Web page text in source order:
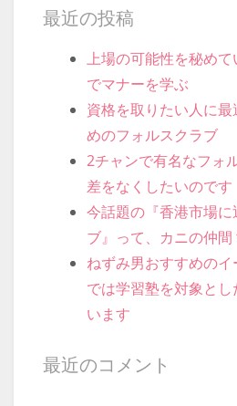
最近の投稿
上場の可能性を秘め
でマナーを学ぶ
資格を取りたい人に
めのフォルスクラブ
2チャンで有名なフォ
差をなくしたいのです
今話題の『香港市場
ブ』って、カニの仲間
ねずみ男おすすめの
では学習塾を対象と
います
最近のコメント